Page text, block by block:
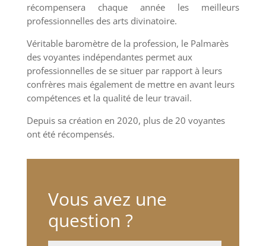
récompensera chaque année les meilleurs
professionnelles des arts divinatoire.
Véritable baromètre de la profession, le Palmarès
des voyantes indépendantes permet aux
professionnelles de se situer par rapport à leurs
confrères mais également de mettre en avant leurs
compétences et la qualité de leur travail.
Depuis sa création en 2020, plus de 20 voyantes
ont été récompensés.
Vous avez une
question ?